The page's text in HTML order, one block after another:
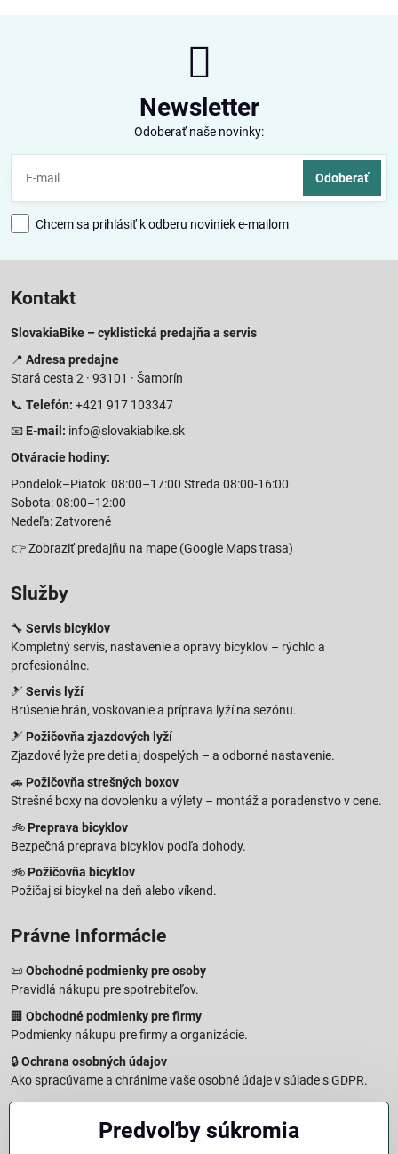
Newsletter
Odoberať naše novinky:
Odoberať
Chcem sa prihlásiť k odberu noviniek e-mailom
Kontakt
SlovakiaBike – cyklistická predajňa a servis
📍 Adresa predajne
Stará cesta 2 · 93101 · Šamorín
📞 Telefón: +421 917 103347
📧 E-mail: info@slovakiabike.sk
Otváracie hodiny:
Pondelok–Piatok: 08:00–17:00 Streda 08:00-16:00
Sobota: 08:00–12:00
Nedeľa: Zatvorené
👉Zobraziť predajňu na mape (Google Maps trasa)
Služby
🔧 Servis bicyklov
Kompletný servis, nastavenie a opravy bicyklov – rýchlo a
profesionálne.
🎿 Servis lyží
Brúsenie hrán, voskovanie a príprava lyží na sezónu.
🎿 Požičovňa zjazdových lyží
Zjazdové lyže pre deti aj dospelých – a odborné nastavenie.
🚗 Požičovňa strešných boxov
Strešné boxy na dovolenku a výlety – montáž a poradenstvo v cene.
🚲 Preprava bicyklov
Bezpečná preprava bicyklov podľa dohody.
🚲 Požičovňa bicyklov
Požičaj si bicykel na deň alebo víkend.
Právne informácie
📜 Obchodné podmienky pre osoby
Pravidlá nákupu pre spotrebiteľov.
🏢 Obchodné podmienky pre firmy
Podmienky nákupu pre firmy a organizácie.
🔒Ochrana osobných údajov
Ako spracúvame a chránime vaše osobné údaje v súlade s GDPR.
🧾Reklamačný formulár
Jednoduché podanie reklamácie
Predvoľby súkromia